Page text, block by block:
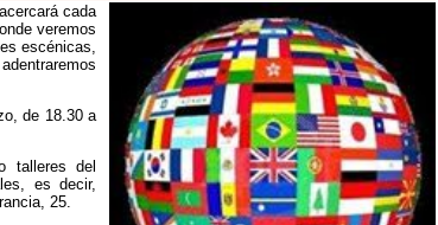
cada
veremos
escénicas,
de 18.30 a
talleres del
es decir,
25.